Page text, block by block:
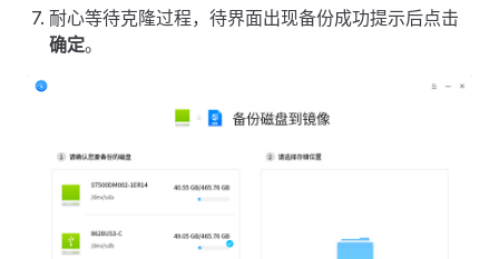
耐心等待克隆过程，待界面出现备份成功提示后点击
确定。